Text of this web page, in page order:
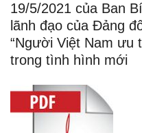
19/5/2021 của Ban
lãnh đạo của Đảng
“Người Việt Nam ưu
trong tình hình mới